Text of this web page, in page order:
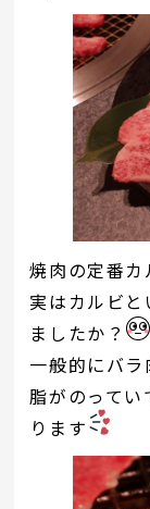
焼肉の定番カ
実はカルビ
ましたか？
一般的にバ
脂がのって
ります